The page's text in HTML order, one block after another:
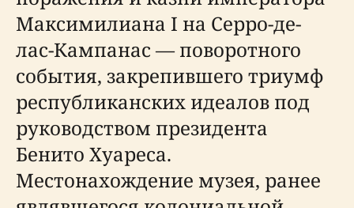
Максимилиана I на Серро-де-
лас-Кампанас — поворотного
события, закрепившего триумф
республиканских идеалов под
руководством президента
Бенито Хуареса.
Местонахождение музея, ранее